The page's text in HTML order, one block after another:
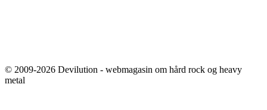
© 2009-2026 Devilution - webmagasin om hård rock og heavy
metal